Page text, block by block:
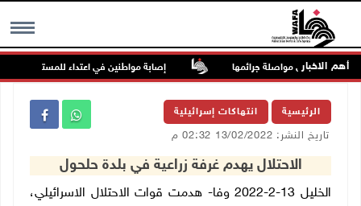
MENU أهم الاخبار
السجون من مواصلة جرائمها إصابة مواطنين في اعتداء للمستعمرين في
الرئيسية انتهاكات إسرائيلية
تاريخ النشر: 13/02/2022 02:32 م
الاحتلال يهدم غرفة زراعية في بلدة حلحول
الخليل 13-2-2022 وفا- هدمت قوات الاحتلال الاسرائيلي،